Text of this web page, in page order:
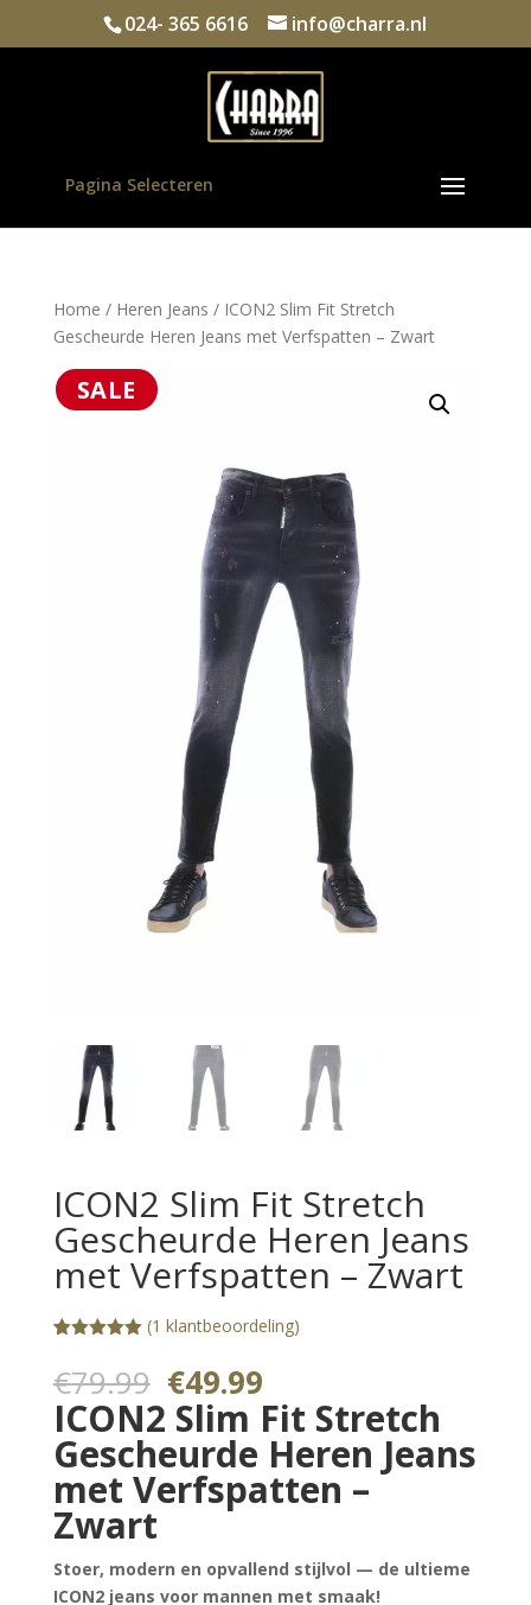
024- 365 6616 info@charra.nl
Pagina Selecteren
Home / Heren Jeans / ICON2 Slim Fit Stretch
Gescheurde Heren Jeans met Verfspatten – Zwart
SALE
ICON2 Slim Fit Stretch
Gescheurde Heren Jeans
met Verfspatten – Zwart
gebaseerd
klantbeoorde
ling
(1 klantbeoordeling)
€79.99 Oorspronkelijke
prijs
was:
€79.99.
€49.99Huidige
prijs
is:
€49.99.
ICON2 Slim Fit Stretch
Gescheurde Heren Jeans
met Verfspatten –
Zwart
Stoer, modern en opvallend stijlvol — de ultieme
ICON2 jeans voor mannen met smaak!